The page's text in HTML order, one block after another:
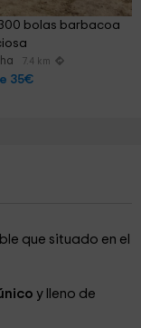
bolas barbacoa
7.4 km
35€
que situado en el
y lleno de